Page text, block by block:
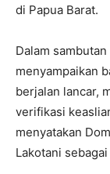
di Papua Barat.
Dalam
menyampaikan
berjalan lancar,
verifikasi
menyatakan
Lakotani sebagai